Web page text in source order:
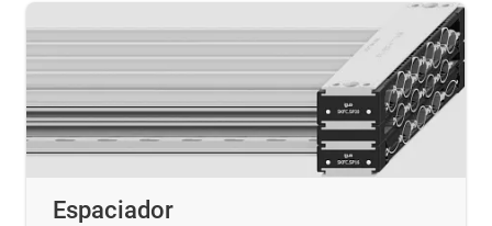
Espaciador